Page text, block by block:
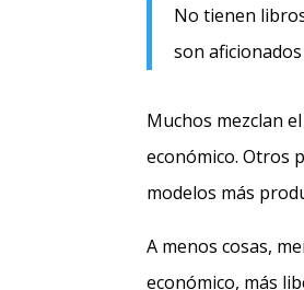
No tienen
son
Muchos mezclan
económico. Otros
modelos más
A menos cosas,
económico, más